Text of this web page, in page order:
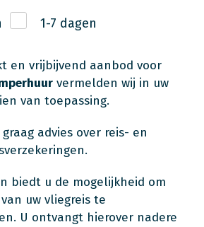
1-7 dagen
en vrijbijvend aanbod voor
vermelden wij in uw
van toepassing.
advies over reis- en
biedt u de mogelijkheid om
uw vliegreis te
U ontvangt hierover nadere